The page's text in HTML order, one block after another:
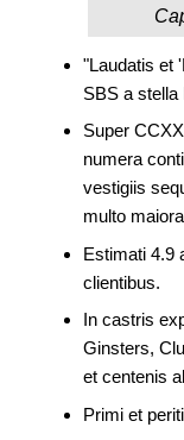
"Laudatis et
SBS a stella
Super
numera
vestigiis
multo
Estimati 4.9
clientibus.
In castris
Ginsters,
et centenis
Primi et